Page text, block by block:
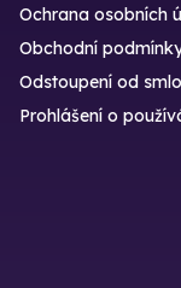
Ochrana osobních
Obchodní
Odstoupení od
Prohlášení o